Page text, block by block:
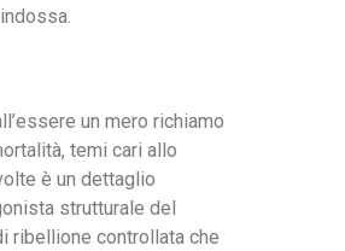
un mero richiamo
temi cari allo
è un dettaglio
strutturale del
ribellione controllata che